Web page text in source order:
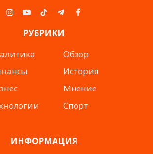
Instagram
YouTubeTikTokTelegramFacebook
РУБРИКИ
Обзор
История
Мнение
Спорт
ИНФОРМАЦИЯ